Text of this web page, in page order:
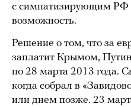
с симпатизирующим РФ
возможность.
Решение о том, что за
заплатит Крымом,
по 28 марта 2013 года.
когда собрал в
или днем позже. 23